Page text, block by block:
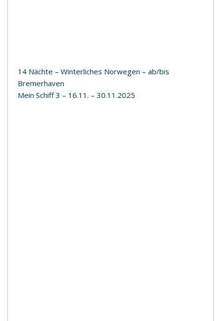
14 Nächte – Winterliches Norwegen – ab/bis
Bremerhaven
Mein Schiff 3 – 16.11. – 30.11.2025